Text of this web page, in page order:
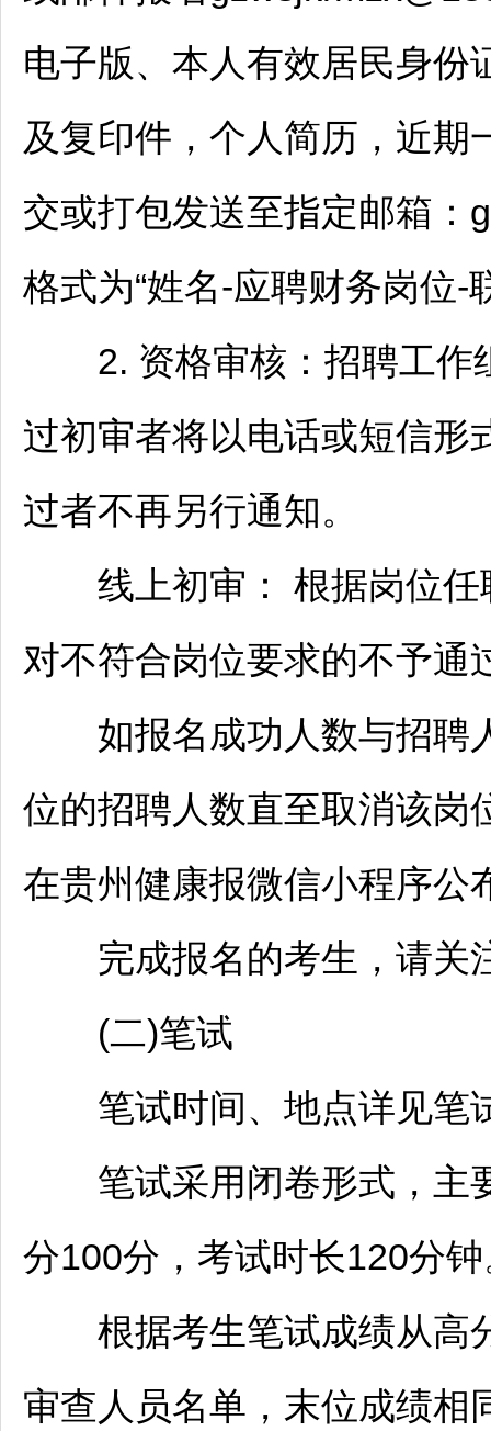
电子版、本人有效居民身份
及复印件，个人简历，近期
交或打包发送至指定邮箱：
格式为“姓名-应聘财务岗位-
2. 资格审核： 招聘工作
过初审者将以电话或短信形
过者不再另行通知。
线上初审： 根据岗位任
对不符合岗位要求的不予通
如报名成功人数与招聘
位的招聘人数直至取消该岗
在贵州健康报微信小程序公
完成报名的考生，请关
(二)笔试
笔试时间、地点详见笔
笔试采用闭卷形式，主
分100分，考试时长120分
根据考生笔试成绩从高
审查人员名单，末位成绩相